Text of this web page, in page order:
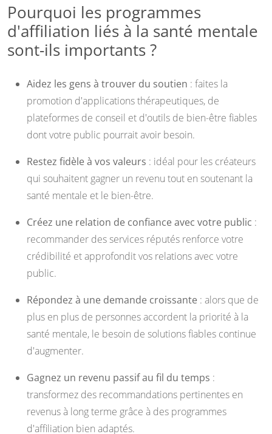
Pourquoi les programmes
d'affiliation liés à la santé mentale
sont-ils importants ?
Aidez les gens à trouver du soutien : faites la
promotion d'applications thérapeutiques, de
plateformes de conseil et d'outils de bien-être fiables
dont votre public pourrait avoir besoin.
Restez fidèle à vos valeurs : idéal pour les créateurs
qui souhaitent gagner un revenu tout en soutenant la
santé mentale et le bien-être.
Créez une relation de confiance avec votre public :
recommander des services réputés renforce votre
crédibilité et approfondit vos relations avec votre
public.
Répondez à une demande croissante : alors que de
plus en plus de personnes accordent la priorité à la
santé mentale, le besoin de solutions fiables continue
d'augmenter.
Gagnez un revenu passif au fil du temps :
transformez des recommandations pertinentes en
revenus à long terme grâce à des programmes
d'affiliation bien adaptés.